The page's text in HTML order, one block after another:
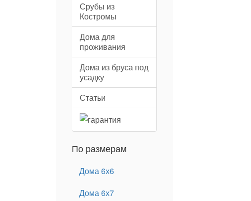
Срубы из
Костромы
Дома для
проживания
Дома из бруса под
усадку
Статьи
По размерам
Дома 6х6
Дома 6х7